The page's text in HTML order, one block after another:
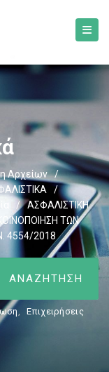
Αρχείων
/
/
/
ΑΣΦΑΛΙΣΤΙΚΗ
ΤΩΝ
4554/2018
, Επιχειρήσεις